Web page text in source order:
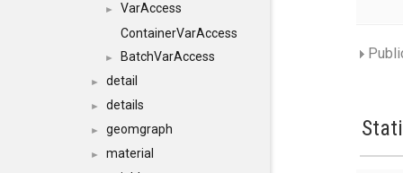
►
VarAccess
ContainerVarAccess
► BatchVarAccess
► detail
► details
► geomgraph
►
material